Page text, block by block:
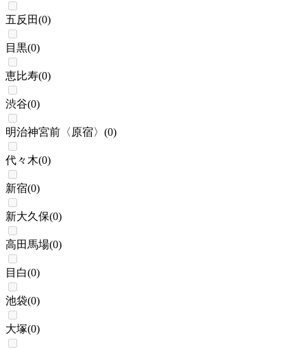
五反田(0)
目黒(0)
恵比寿(0)
渋谷(0)
明治神宮前〈原宿〉 (0)
代々木(0)
新宿(0)
新大久保(0)
高田馬場(0)
目白(0)
池袋(0)
大塚(0)